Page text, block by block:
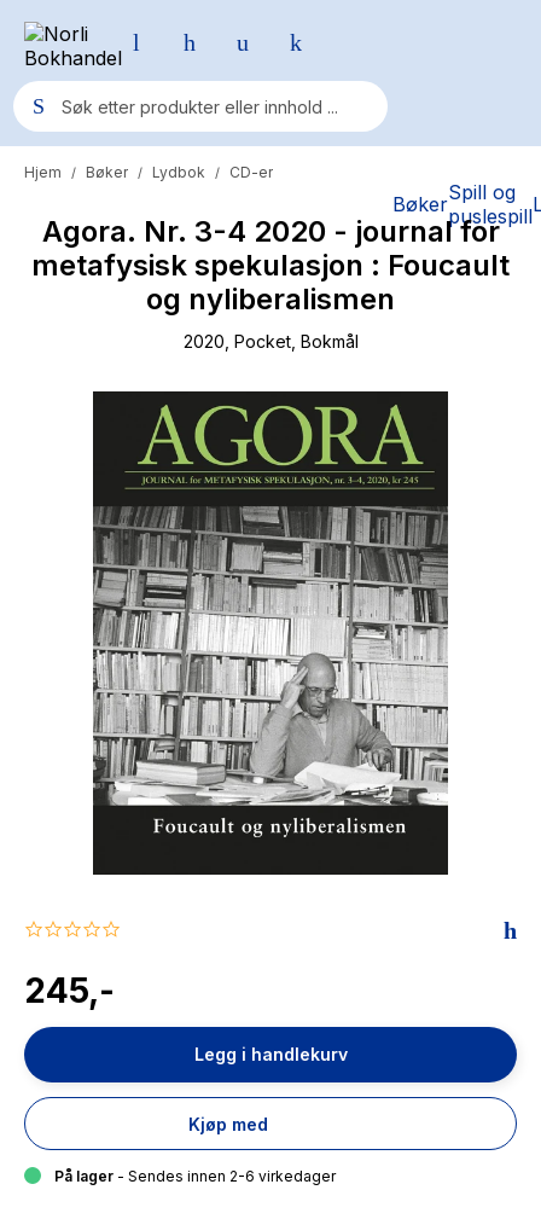
BøkerSpill og
puslespill
Populære søk
Pokemon
One piece
Fury Bound - Sable Sorensen
Elizabeth Strout
Hypopressiv trening
The Housemaid
Hjem / Bøker / Lydbok / CD-er
Agora. Nr. 3-4 2020 - journal for
metafysisk spekulasjon : Foucault
og nyliberalismen
2020 , Pocket, Bokmål
0.0
rating
245,-
Legg i handlekurv
Kjøp med
På lager - Sendes innen 2-6 virkedager